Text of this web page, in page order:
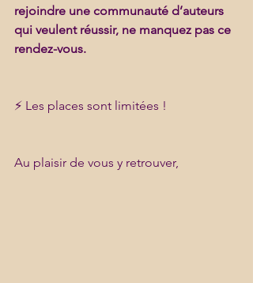
rejoindre une communauté d’auteurs
qui veulent réussir, ne manquez pas ce
rendez-vous.
⚡ Les places sont limitées !
Au plaisir de vous y retrouver,